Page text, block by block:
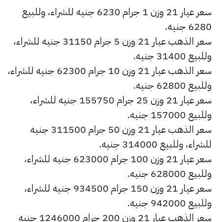
سعر عيار 21 وزن 1 جرام 6230 جنيه للشراء، وللبيع
6280 جنيه.
سعر الذهب عيار 21 وزن 5 جرام 31150 جنيه للشراء،
وللبيع 31400 جنيه.
سعر الذهب عيار 21 وزن 10 جرام 62300 جنيه للشراء،
وللبيع 62800 جنيه.
سعر عيار 21 وزن 25 جرام 155750 جنيه للشراء،
وللبيع 157000 جنيه.
سعر الذهب عيار 21 وزن 50 جرام 311500 جنيه
للشراء، وللبيع 314000 جنيه.
سعر عيار 21 وزن 100 جرام 623000 جنيه للشراء،
وللبيع 628000 جنيه.
سعر عيار 21 وزن 150 جرام 934500 جنيه للشراء،
وللبيع 942000 جنيه.
سعر الذهب عيار 21 وزن 200 جرام 1246000 جنيه